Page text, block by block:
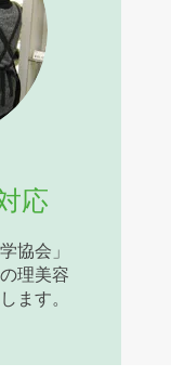
応
協会」
理美容
ます。